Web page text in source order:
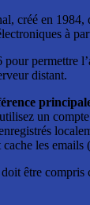
créé en 1984,
à
permettre
distant.
un compte
cache les emails
être compris